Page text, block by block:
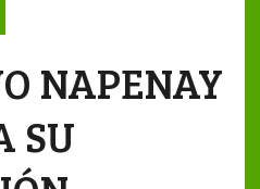
NAPENAY
SU